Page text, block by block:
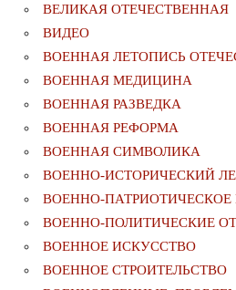
ВЕЛИКАЯ ОТЕЧЕСТВЕННАЯ
ВИДЕО
ВОЕННАЯ ЛЕТОПИСЬ
ВОЕННАЯ МЕДИЦИНА
ВОЕННАЯ РАЗВЕДКА
ВОЕННАЯ РЕФОРМА
ВОЕННАЯ СИМВОЛИКА
ВОЕННО-ИСТОРИЧЕСКИЙ
ВОЕННО-
ВОЕННО-ПОЛИТИЧЕСКИE
ВОЕННОЕ ИСКУССТВО
ВОЕННОЕ СТРОИТЕЛЬСТВО